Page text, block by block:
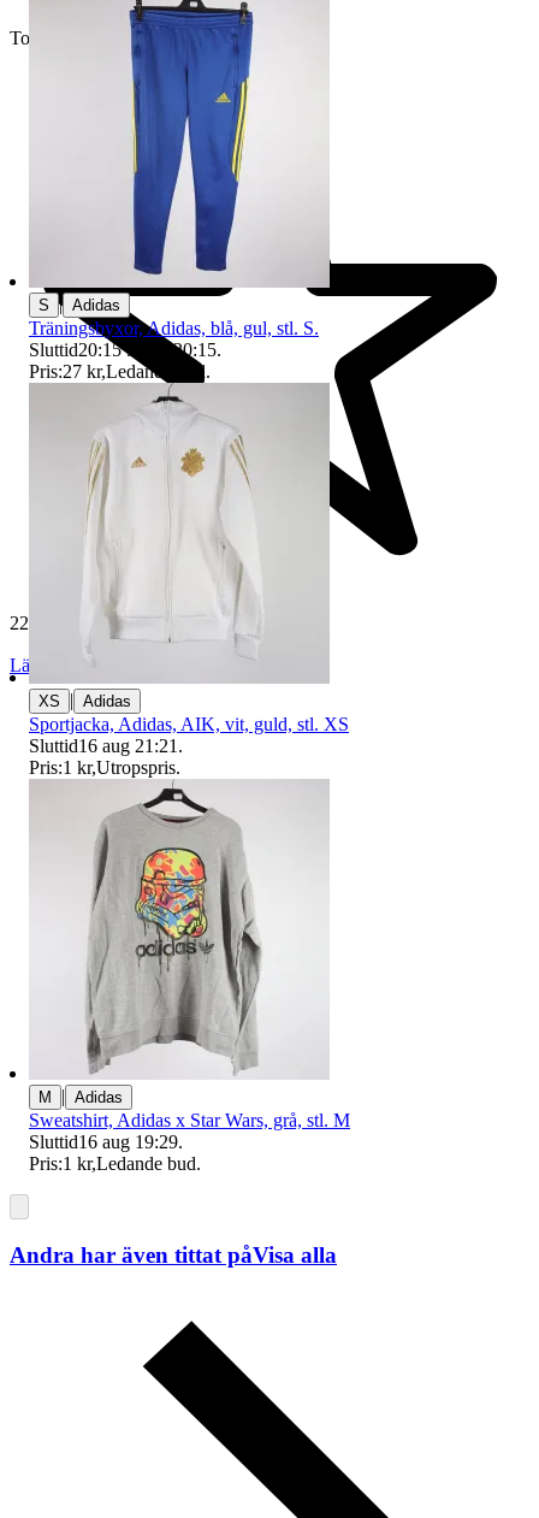
Toppsäljare
229 621 omdömen
Läs omdömen
S | Adidas
Träningsbyxor, Adidas, blå, gul, stl. S.
Sluttid20:15 9 aug 20:15.
Pris:27 kr,Ledande bud.
XS | Adidas
Sportjacka, Adidas, AIK, vit, guld, stl. XS
Sluttid16 aug 21:21 .
Pris:1 kr,Utropspris.
M | Adidas
Sweatshirt, Adidas x Star Wars, grå, stl. M
Sluttid16 aug 19:29.
Pris:1 kr,Ledande bud.
Andra har även tittat påVisa alla